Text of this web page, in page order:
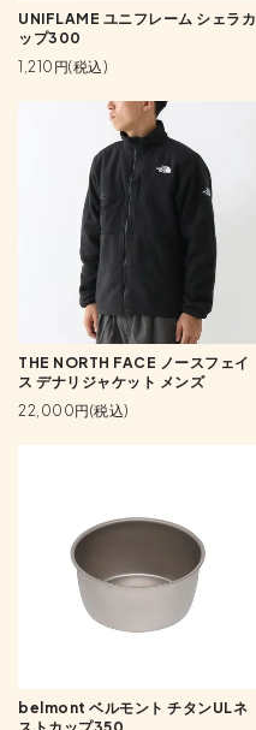
UNIFLAME ユニフレーム シェラカ
ップ300
1,210円(税込)
THE NORTH FACE ノースフェイ
ス デナリジャケット メンズ
22,000円(税込)
belmont ベルモント チタンULネ